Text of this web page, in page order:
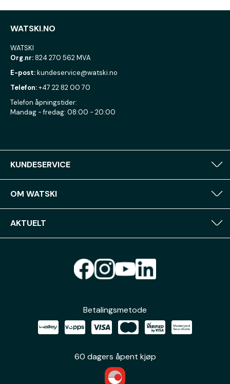
WATSKI.NO
WATSKI
Org.nr:824 270 562 MVA
E-post:kundeservice@watski.no
Telefon:+47 22 82 00 70
Telefon åpningstider:
Mandag - fredag: 08:00 - 20:00
KUNDESERVICE
OM WATSKI
AKTUELT
Betalingsmetode
60 dagers åpent kjøp